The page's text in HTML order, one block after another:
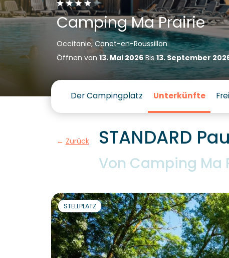
Camping Ma Prairie
Occitanie, Canet-en-Roussillon
Öffnen von 13. Mai 2026Bis13. September
Der Campingplatz Unterkünfte
Zurück STANDARD
Von Camping Ma
STELLPLATZ